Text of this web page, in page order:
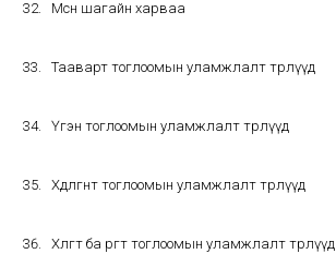
Мөсөн шагайн харваа
Тааварт тоглоомын уламжлалт төрлүүд
Үгэн тоглоомын уламжлалт төрлүүд
Хөдөлгөөнт тоглоомын уламжлалт төрлүүд
Хөлөгт ба өрөгт тоглоомын уламжлалт төрлүүд